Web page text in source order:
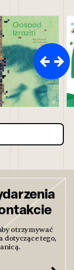
otrzymywać
dotyczące tego,